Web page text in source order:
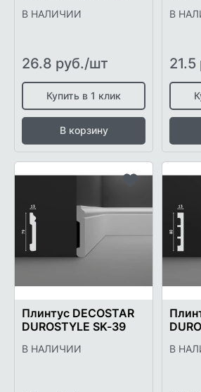
В НАЛИЧИИ
26.8 руб./шт
Купить в 1 клик
В корзину
В
список
желаемого
Плинтус DECOSTAR
DUROSTYLE SK-39
В НАЛИЧИИ В